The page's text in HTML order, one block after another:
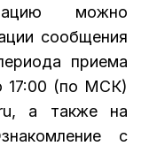
можно
сообщения
приема
17:00 (по МСК)
а также на
с